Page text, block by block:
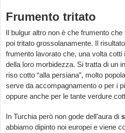
Frumento tritato
Il bulgur altro non è che frumento
poi tritato grossolanamente. Il
frumento lavorato che, una volta
della loro morbidezza. Si tratta di un
riso cotto “alla persiana”, molto
serve da accompagnamento o per i
oppure anche per le tante verdure
In Turchia però non gode dell’aura di
abbiamo dipinto noi europei e viene